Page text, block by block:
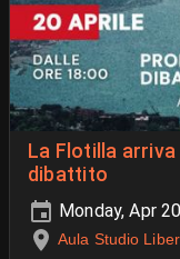
La Flotilla
dibattito
Monday, Apr
Aula Studio